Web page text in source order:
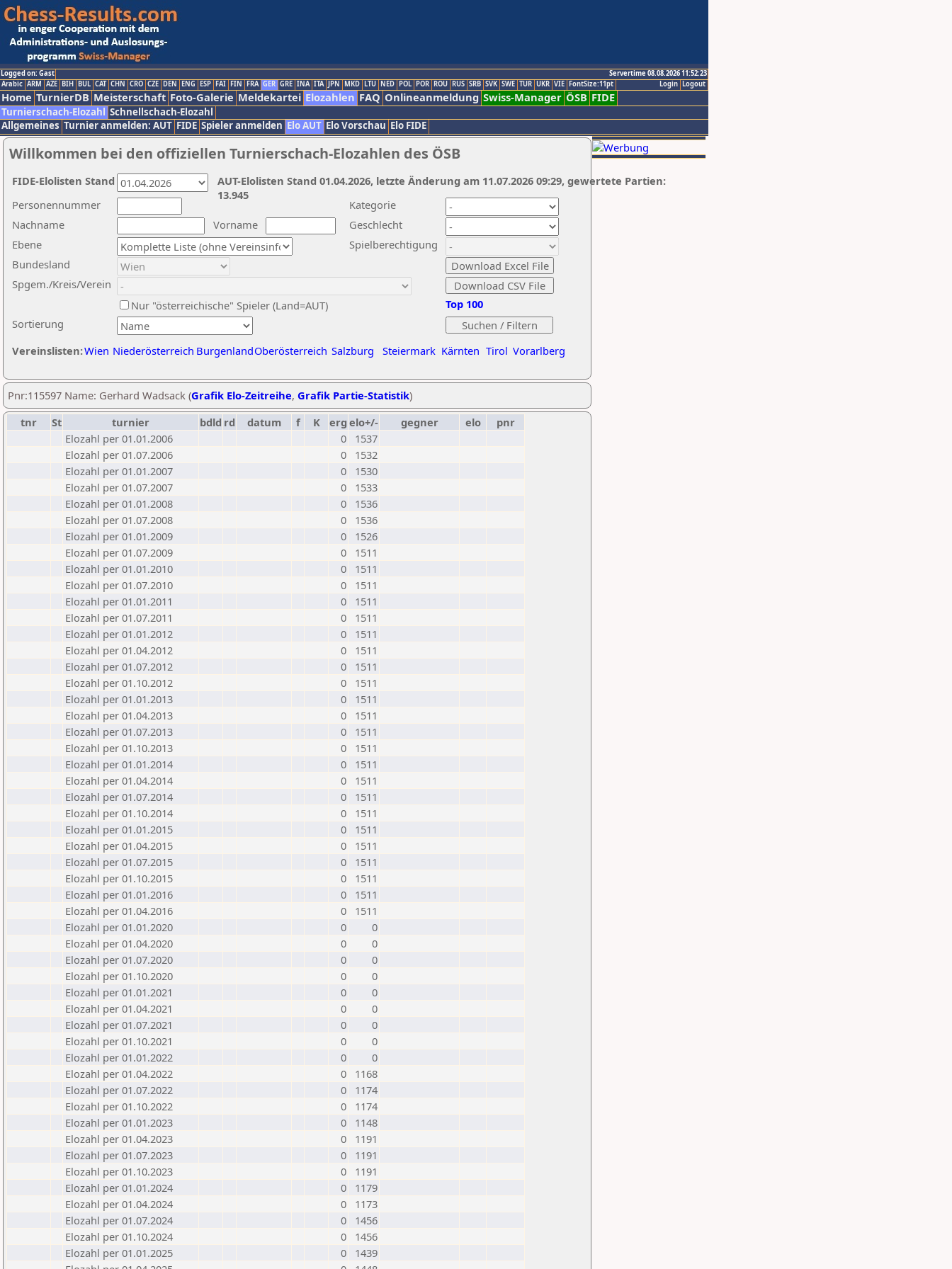
Logged on: Gast
Servertime 08.08.2026 11:52:23
Logout
Login
Arabic ARM AZE BIH BUL CAT CHN CRO CZE DEN ENG ESP FAI FIN FRA GER GRE INA ITA JPN MKD LTU NED POL POR ROU RUS SRB SVK SWE TUR UKR VIE FontSize:11pt
Home TurnierDB Meisterschaft Foto-Galerie Meldekartei Elozahlen FAQ Onlineanmeldung Swiss-Manager ÖSB FIDE
Turnierschach-Elozahl Schnellschach-Elozahl
Allgemeines Turnier anmelden: AUT FIDE Spieler anmelden Elo AUT Elo Vorschau Elo FIDE
Willkommen bei den offiziellen Turnierschach-Elozahlen des ÖSB
Nachname
Vorname
Ebene
Kategorie
Sortierung
Personennummer
Bundesland
Spgem./Kreis/Verein
Geschlecht
Nur "österreichische" Spieler (Land=AUT)
Spielberechtigung
Vereinslisten:Wien Niederösterreich BurgenlandOberösterreich Salzburg Steiermark Kärnten Tirol Vorarlberg
Top 100
AUT-Elolisten Stand 01.04.2026, letzte Änderung am 11.07.2026 09:29, gewertete Partien:
13.945
FIDE-Elolisten Stand
Pnr:115597 Name: Gerhard Wadsack (Grafik Elo-Zeitreihe, Grafik Partie-Statistik)
tnr
St turnier bdld rd datum f K erg elo+/- gegner elo
pnr
Elozahl per 01.01.2006
0
1537
Elozahl per 01.07.2006
0
1532
Elozahl per 01.01.2007
0
1530
Elozahl per 01.07.2007
0
1533
Elozahl per 01.01.2008
0
1536
Elozahl per 01.07.2008
0
1536
Elozahl per 01.01.2009
0
1526
Elozahl per 01.07.2009
0
1511
Elozahl per 01.01.2010
0
1511
Elozahl per 01.07.2010
0
1511
Elozahl per 01.01.2011
0
1511
Elozahl per 01.07.2011
0
1511
Elozahl per 01.01.2012
0
1511
Elozahl per 01.04.2012
0
1511
Elozahl per 01.07.2012
0
1511
Elozahl per 01.10.2012
0
1511
Elozahl per 01.01.2013
0
1511
Elozahl per 01.04.2013
0
1511
Elozahl per 01.07.2013
0
1511
Elozahl per 01.10.2013
0
1511
Elozahl per 01.01.2014
0
1511
Elozahl per 01.04.2014
0
1511
Elozahl per 01.07.2014
0
1511
Elozahl per 01.10.2014
0
1511
Elozahl per 01.01.2015
0
1511
Elozahl per 01.04.2015
0
1511
Elozahl per 01.07.2015
0
1511
Elozahl per 01.10.2015
0
1511
Elozahl per 01.01.2016
0
1511
Elozahl per 01.04.2016
0
1511
Elozahl per 01.01.2020
0
0
Elozahl per 01.04.2020
0
0
Elozahl per 01.07.2020
0
0
Elozahl per 01.10.2020
0
0
Elozahl per 01.01.2021
0
0
Elozahl per 01.04.2021
0
0
Elozahl per 01.07.2021
0
0
Elozahl per 01.10.2021
0
0
Elozahl per 01.01.2022
0
0
Elozahl per 01.04.2022
0
1168
Elozahl per 01.07.2022
0
1174
Elozahl per 01.10.2022
0
1174
Elozahl per 01.01.2023
0
1148
Elozahl per 01.04.2023
0
1191
Elozahl per 01.07.2023
0
1191
Elozahl per 01.10.2023
0
1191
Elozahl per 01.01.2024
0
1179
Elozahl per 01.04.2024
0
1173
Elozahl per 01.07.2024
0
1456
Elozahl per 01.10.2024
0
1456
Elozahl per 01.01.2025
0
1439